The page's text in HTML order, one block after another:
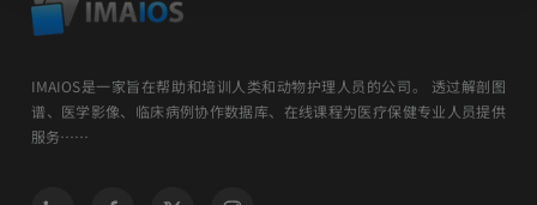
IMAIOS是一家旨在帮助和培训人类和动物护理人员的公司。 透过解剖图
谱、医学影像、临床病例协作数据库、在线课程为医疗保健专业人员提供
服务……